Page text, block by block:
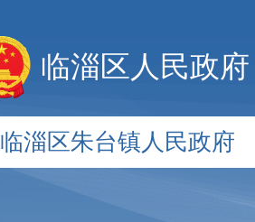
临淄区人民政府
临淄区朱台镇人民政府